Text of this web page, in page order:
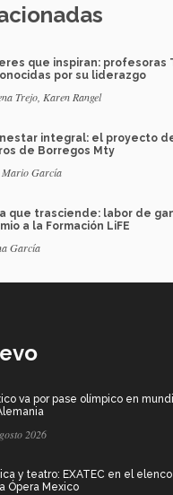
que inspiran: profesoras
por su liderazgo
Trejo, Karen Rangel
integral: el proyecto
de Borregos Mty
Mario García
que trasciende: labor de
a la Formación LiFE
García
va por pase olímpico en
2026
y teatro: EXATEC en el
Ópera Mexico